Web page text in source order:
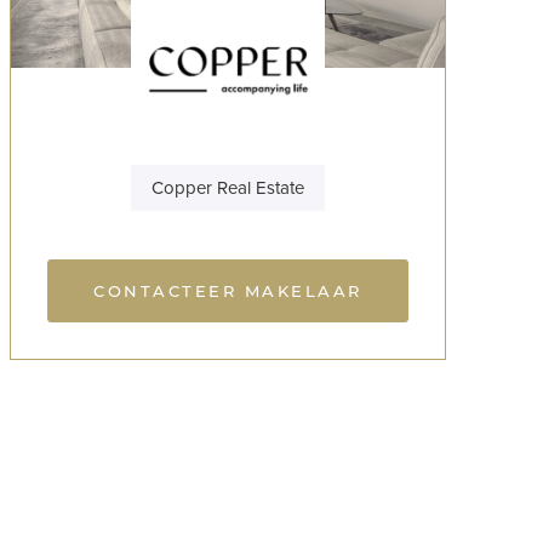
Copper Real Estate
CONTACTEER MAKELAAR